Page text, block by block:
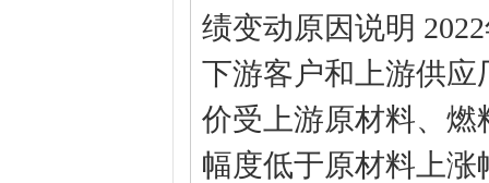
绩变动原因说明
下游客户和上游供
价受上游原材料、
幅度低于原材料上